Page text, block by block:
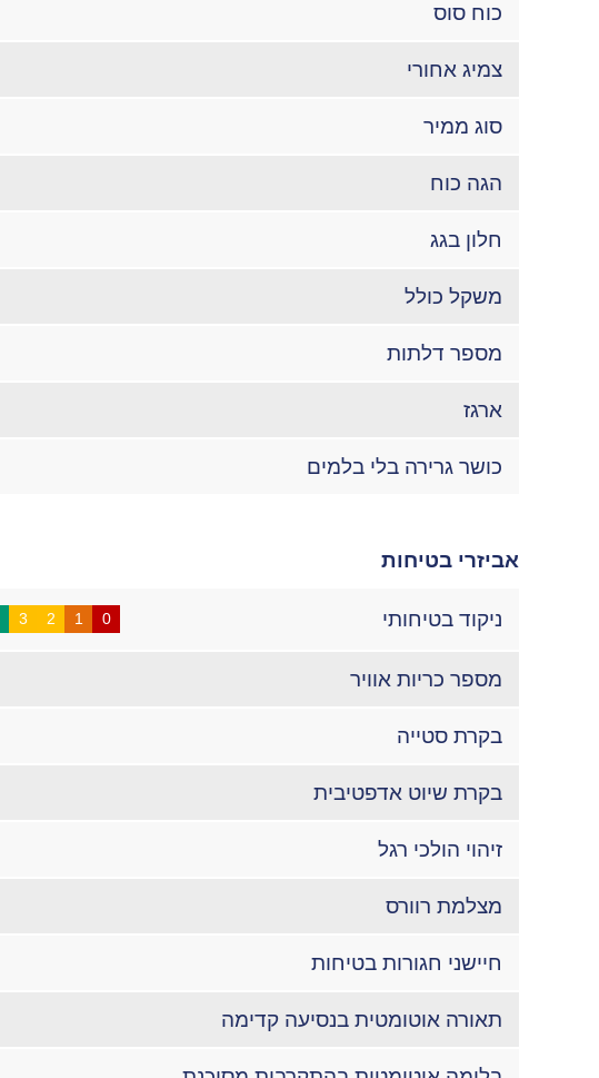
כוח סוס
צמיג אחורי
סוג ממיר
הגה כוח
חלון בגג
משקל כולל
מספר דלתות
ארגז
כושר גרירה בלי בלמים
אביזרי בטיחות
ניקוד בטיחותי 0
1
2
3
מספר כריות אוויר
בקרת סטייה
בקרת שיוט אדפטיבית
זיהוי הולכי רגל
מצלמת רוורס
חיישני חגורות בטיחות
תאורה אוטומטית בנסיעה קדימה